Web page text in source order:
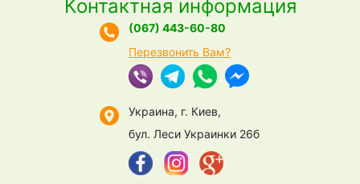
Контактная информация
(067) 443-60-80
Перезвонить Вам?
Украина, г. Киев,
бул. Леси Украинки 26б